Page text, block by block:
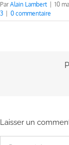
ParAlain Lambert 10
3
0 commentaire
Laisser un